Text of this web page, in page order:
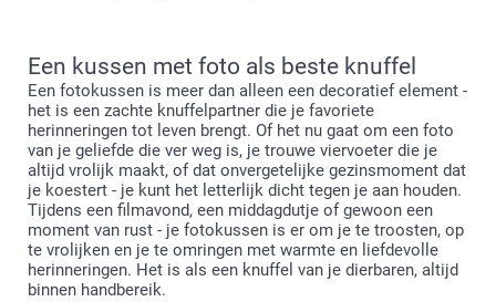
Een kussen met foto als beste knuffel
Een fotokussen is meer dan alleen een decoratief element -
het is een zachte knuffelpartner die je favoriete
herinneringen tot leven brengt. Of het nu gaat om een foto
van je geliefde die ver weg is, je trouwe viervoeter die je
altijd vrolijk maakt, of dat onvergetelijke gezinsmoment dat
je koestert - je kunt het letterlijk dicht tegen je aan houden.
Tijdens een filmavond, een middagdutje of gewoon een
moment van rust - je fotokussen is er om je te troosten, op
te vrolijken en je te omringen met warmte en liefdevolle
herinneringen. Het is als een knuffel van je dierbaren, altijd
binnen handbereik.